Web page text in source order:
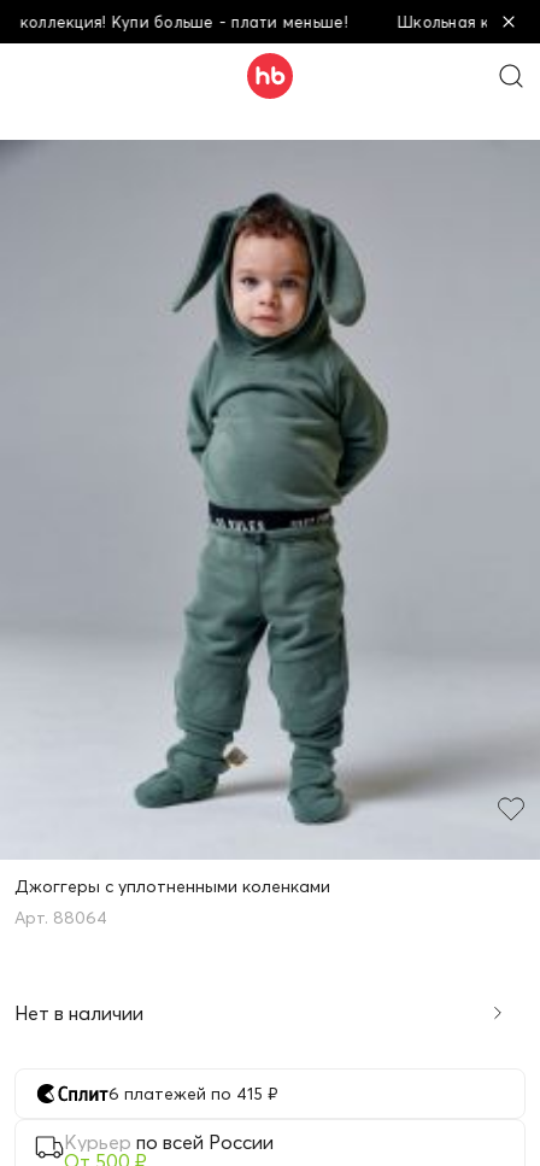
Купи больше - плати меньше! Школьная
Джоггеры с уплотненными коленками
88064
Нет в наличии
6 платежей по 415 ₽
Курьер по всей России
От 500 ₽